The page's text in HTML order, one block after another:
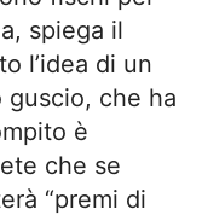
spiega il
l’idea di un
guscio, che ha
è
che se
“premi di